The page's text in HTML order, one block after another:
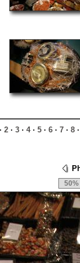
· 2 · 3 · 4· 5 · 6 · 7 · 8